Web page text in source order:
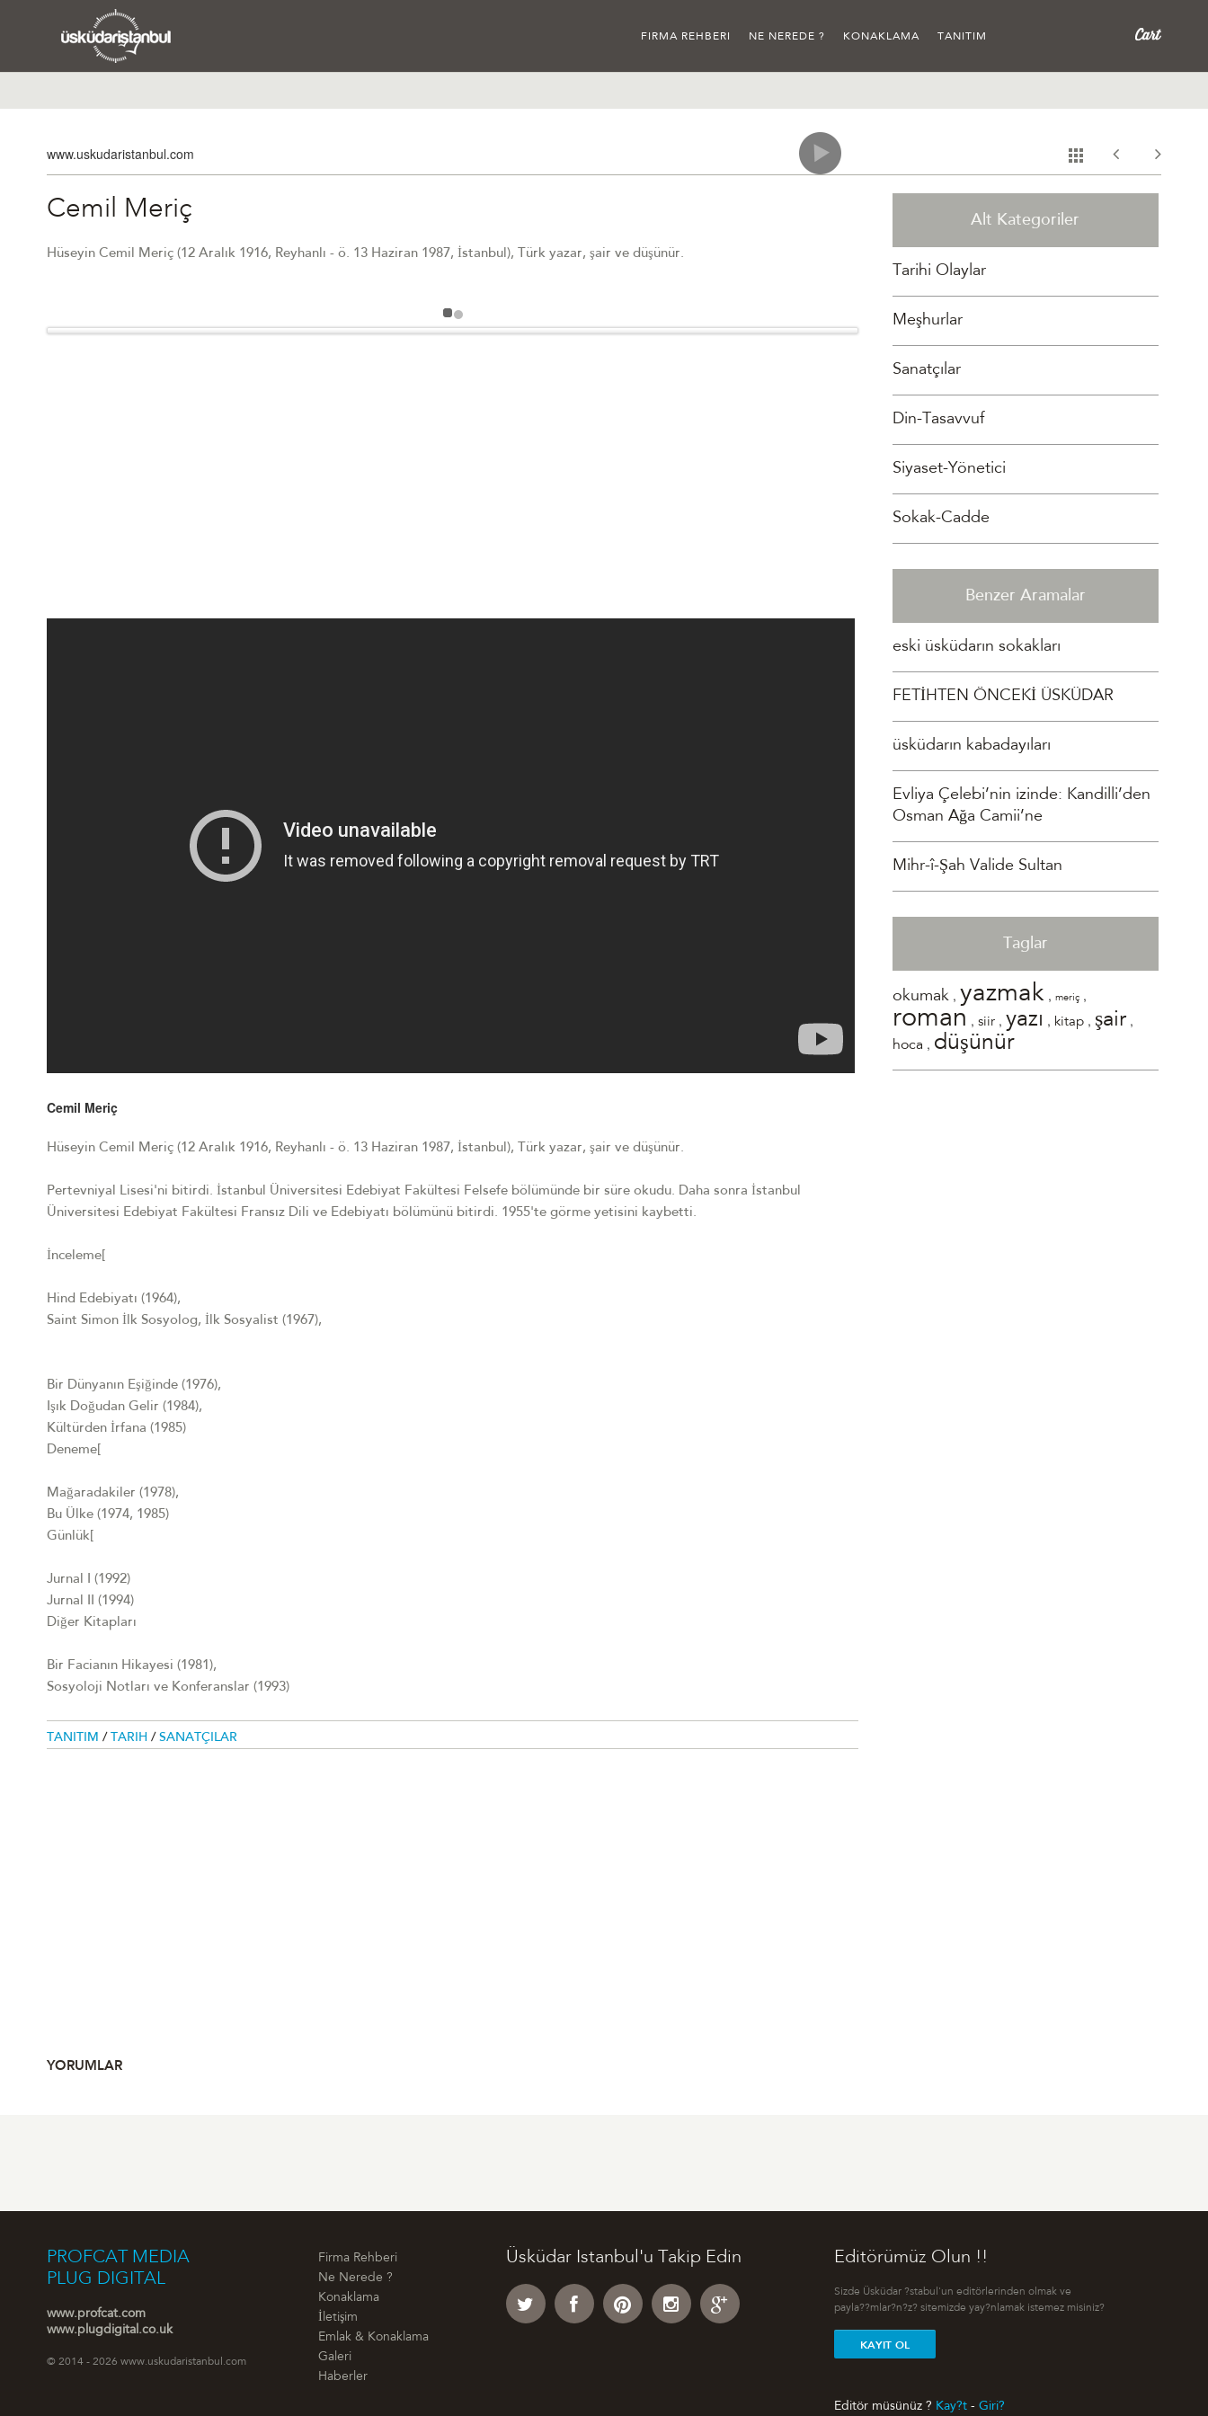
FIRMA REHBERI NE NEREDE ? KONAKLAMA TANITIM
www.uskudaristanbul.com
Cemil Meriç
Hüseyin Cemil Meriç (12 Aralık 1916, Reyhanlı - ö. 13 Haziran 1987, İstanbul), Türk yazar, şair ve düşünür.
Cemil Meriç
Hüseyin Cemil Meriç (12 Aralık 1916, Reyhanlı - ö. 13 Haziran 1987, İstanbul), Türk yazar, şair ve düşünür.
Pertevniyal Lisesi'ni bitirdi. İstanbul Üniversitesi Edebiyat Fakültesi Felsefe bölümünde bir süre okudu. Daha sonra İstanbul
Üniversitesi Edebiyat Fakültesi Fransız Dili ve Edebiyatı bölümünü bitirdi. 1955'te görme yetisini kaybetti.
İnceleme[
Hind Edebiyatı (1964),
Saint Simon İlk Sosyolog, İlk Sosyalist (1967),
Bir Dünyanın Eşiğinde (1976),
Işık Doğudan Gelir (1984),
Kültürden İrfana (1985)
Deneme[
Mağaradakiler (1978),
Bu Ülke (1974, 1985)
Günlük[
Jurnal I (1992)
Jurnal II (1994)
Diğer Kitapları
Bir Facianın Hikayesi (1981),
Sosyoloji Notları ve Konferanslar (1993)
TANITIM / TARIH / SANATÇILAR
YORUMLAR
Alt Kategoriler
Tarihi Olaylar
Meşhurlar
Sanatçılar
Din-Tasavvuf
Siyaset-Yönetici
Sokak-Cadde
Benzer Aramalar
eski üsküdarın sokakları
FETİHTEN ÖNCEKİ ÜSKÜDAR
üsküdarın kabadayıları
Evliya Çelebi’nin izinde: Kandilli’den
Osman Ağa Camii’ne
Mihr-î-Şah Valide Sultan
Taglar
okumak ,yazmak ,meriç ,
roman ,siir ,yazı , kitap , şair,
hoca , düşünür
PROFCAT MEDIA
PLUG DIGITAL
www.profcat.com
www.plugdigital.co.uk
© 2014 - 2026 www.uskudaristanbul.com
Firma Rehberi
Ne Nerede ?
Konaklama
İletişim
Emlak & Konaklama
Galeri
Haberler
Üsküdar Istanbul'u Takip Edin Editörümüz Olun !!
Sizde Üsküdar ?stabul'un editörlerinden olmak ve
payla??mlar?n?z? sitemizde yay?nlamak istemez misiniz?
KAYIT OL
Editör müsünüz ? Kay?t -Giri?